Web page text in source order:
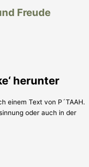
Freude
herunter
einem Text von P´TAAH.
oder auch in der